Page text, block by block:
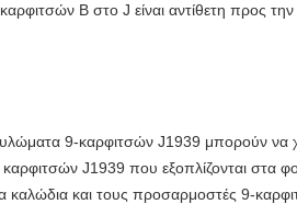
Β στο J είναι αντίθετη προς
9-καρφιτσών J1939 μπορούν να
J1939 που εξοπλίζονται στα
καλώδια και τους προσαρμοστές 9-